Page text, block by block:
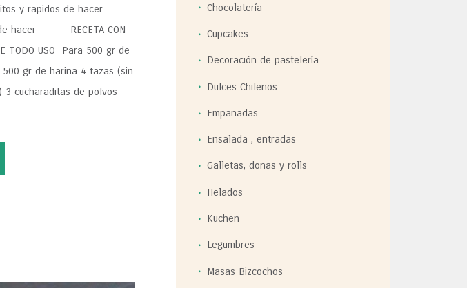
y rapidos de hacer
de hacer RECETA CON
TODO USO Para 500 gr de
gr de harina 4 tazas (sin
3 cucharaditas de polvos
Chocolatería
Cupcakes
Decoración de pastelería
Dulces Chilenos
Empanadas
Ensalada , entradas
Galletas, donas y rolls
Helados
Kuchen
Legumbres
Masas Bizcochos